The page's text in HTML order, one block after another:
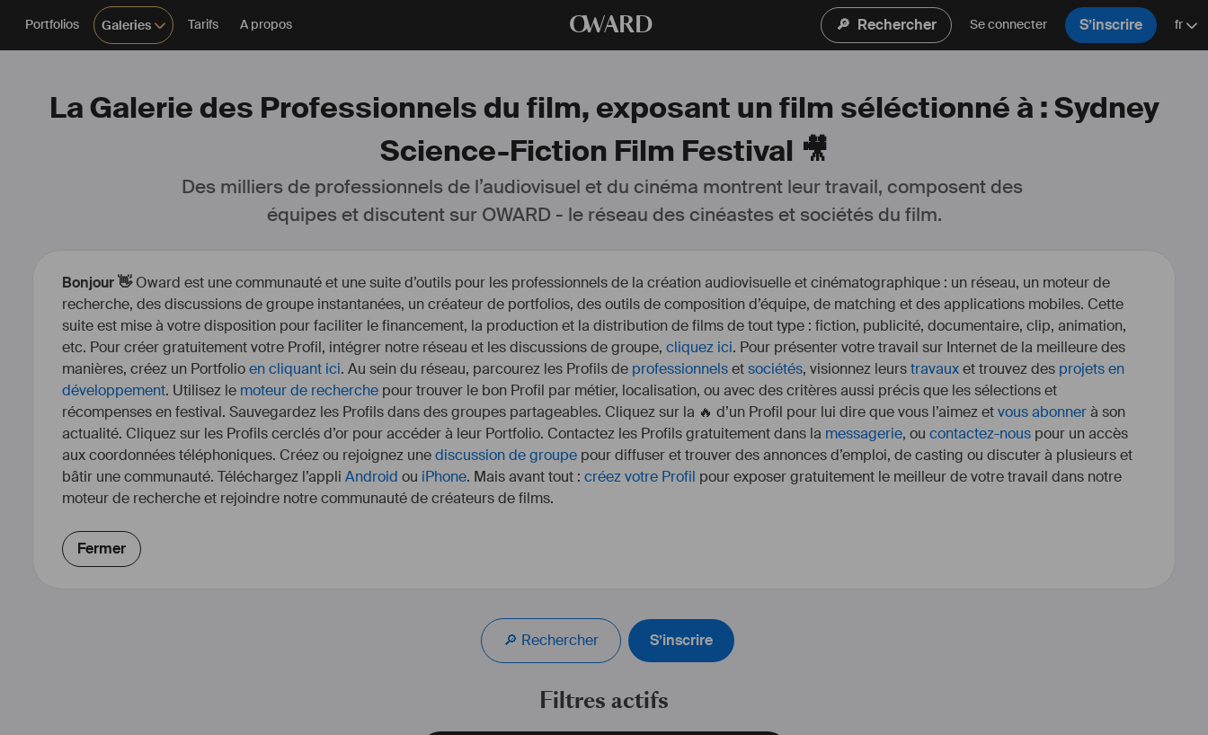
Portfolios Galeries Tarifs A propos OWARD 🔎 Rechercher Se connecter S’inscrire fr
La Galerie des Professionnels du film, exposant un film séléctionné à : Sydney
Science-Fiction Film Festival 🎥
Des milliers de professionnels de l’audiovisuel et du cinéma montrent leur travail, composent des
équipes et discutent sur OWARD - le réseau des cinéastes et sociétés du film.
Bonjour 👋Oward est une communauté et une suite d’outils pour les professionnels de la création audiovisuelle et cinématographique : un réseau, un moteur de
recherche, des discussions de groupe instantanées, un créateur de portfolios, des outils de composition d’équipe, de matching et des applications mobiles. Cette
suite est mise à votre disposition pour faciliter le financement, la production et la distribution de films de tout type : fiction, publicité, documentaire, clip, animation,
etc. Pour créer gratuitement votre Profil, intégrer notre réseau et les discussions de groupe, cliquez ici. Pour présenter votre travail sur Internet de la meilleure des
manières, créez un Portfolioen cliquant ici. Au sein du réseau, parcourez les Profils de professionnelsetsociétés, visionnez leurstravauxet trouvez des projets en
développement. Utilisez le moteur de recherche pour trouver le bon Profil par métier, localisation, ou avec des critères aussi précis que les sélections et
récompenses en festival. Sauvegardez les Profils dans des groupes partageables. Cliquez sur la 🔥 d’un Profil pour lui dire que vous l’aimez etvous abonnerà son
actualité. Cliquez sur les Profils cerclés d’or pour accéder à leur Portfolio. Contactez les Profils gratuitement dans la messagerie, ou contactez-nous pour un accès
aux coordonnées téléphoniques. Créez ou rejoignez unediscussion de groupe pour diffuser et trouver des annonces d’emploi, de casting ou discuter à plusieurs et
bâtir une communauté. Téléchargez l’appli Android ou iPhone. Mais avant tout : créez votre Profil pour exposer gratuitement le meilleur de votre travail dans notre
moteur de recherche et rejoindre notre communauté de créateurs de films.
Fermer
🔎 Rechercher S’inscrire
Filtres actifs
formations musicales. J'ai par la suite commencé à
composer pour l'image ce qui m'a amené à me
perfectionner en prenant des cours d'harmonie et
CNSM de Paris.